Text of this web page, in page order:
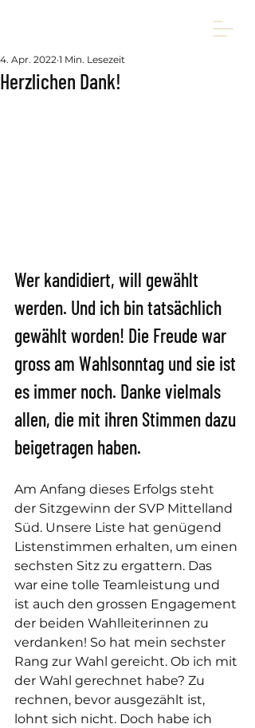
Herzlichen Dank!
4. Apr. 2022 1 Min. Lesezeit
Wer kandidiert, will gewählt
werden. Und ich bin tatsächlich
gewählt worden! Die Freude war
gross am Wahlsonntag und sie ist
es immer noch. Danke vielmals
allen, die mit ihren Stimmen dazu
beigetragen haben.
Am Anfang dieses Erfolgs steht
der Sitzgewinn der SVP Mittelland
Süd. Unsere Liste hat genügend
Listenstimmen erhalten, um einen
sechsten Sitz zu ergattern. Das
war eine tolle Teamleistung und
ist auch den grossen Engagement
der beiden Wahlleiterinnen zu
verdanken! So hat mein sechster
Rang zur Wahl gereicht. Ob ich mit
der Wahl gerechnet habe? Zu
rechnen, bevor ausgezählt ist,
lohnt sich nicht. Doch habe ich